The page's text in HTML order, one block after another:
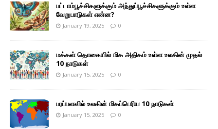
பட்டாம்பூச்சிகளுக்கும் அந்துப்பூச்சிகளுக்கும் உள்ள
வேறுபாடுகள் என்ன?
January 19, 2025 0
மக்கள் தொகையில் மிக அதிகம் உள்ள உலகின் முதல்
10 நாடுகள்
January 15, 2025 0
பரப்பளவில் உலகின் மிகப்பெரிய 10 நாடுகள்
January 15, 2025 0